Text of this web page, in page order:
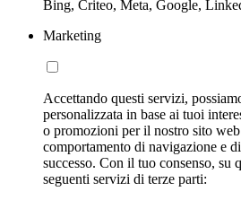
Bing, Criteo, Meta, Google,
Marketing
Accettando questi servizi,
personalizzata in base ai tuoi
o promozioni per il nostro sito
comportamento di navigazione e
successo. Con il tuo consenso, su
seguenti servizi di terze parti: